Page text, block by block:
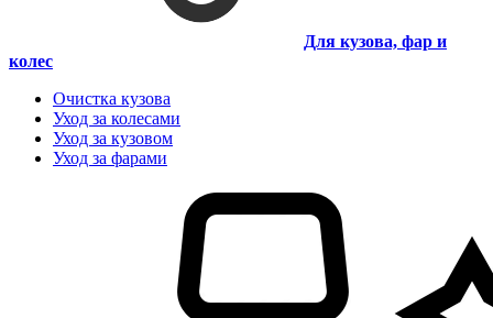
Для кузова, фар и
колес
Очистка кузова
Уход за колесами
Уход за кузовом
Уход за фарами